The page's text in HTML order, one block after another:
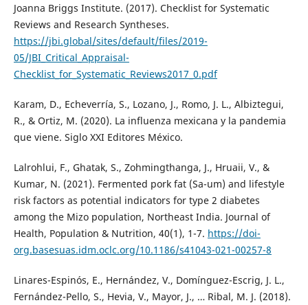
Joanna Briggs Institute. (2017). Checklist for Systematic
Reviews and Research Syntheses.
https://jbi.global/sites/default/files/2019-
05/JBI_Critical_Appraisal-
Checklist_for_Systematic_Reviews2017_0.pdf
Karam, D., Echeverría, S., Lozano, J., Romo, J. L., Albiztegui,
R., & Ortiz, M. (2020). La influenza mexicana y la pandemia
que viene. Siglo XXI Editores México.
Lalrohlui, F., Ghatak, S., Zohmingthanga, J., Hruaii, V., &
Kumar, N. (2021). Fermented pork fat (Sa-um) and lifestyle
risk factors as potential indicators for type 2 diabetes
among the Mizo population, Northeast India. Journal of
Health, Population & Nutrition, 40(1), 1-7. https://doi-
org.basesuas.idm.oclc.org/10.1186/s41043-021-00257-8
Linares-Espinós, E., Hernández, V., Domínguez-Escrig, J. L.,
Fernández-Pello, S., Hevia, V., Mayor, J., … Ribal, M. J. (2018).